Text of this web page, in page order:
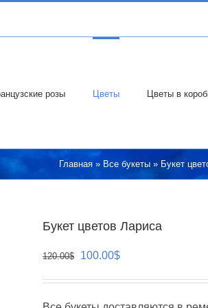
розы Цветы Цветы в
Главная » Все букеты » Букет
Букет цветов Лариса
120.00$
Первоначальная
100.00$Текущая